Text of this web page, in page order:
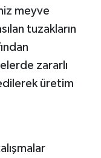
meyve
tuzakların
zararlı
üretim